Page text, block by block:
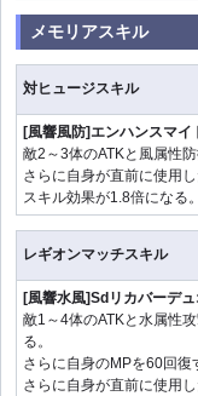
メモリアスキル
対ヒュージスキル
[風響風防]エンハンスマイ
敵2～3体のATKと風属性
さらに自身が直前に使用
スキル効果が1.8倍になる。
レギオンマッチスキル
[風響水風]Sdリカバーデ
敵1～4体のATKと水属性
る。
さらに自身のMPを60回復
さらに自身が直前に使用